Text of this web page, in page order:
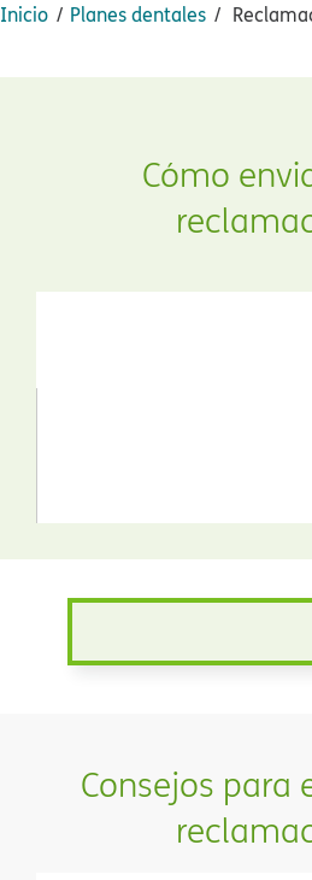
Inicio​​ Planes dentales​​
Cómo
Consejos para